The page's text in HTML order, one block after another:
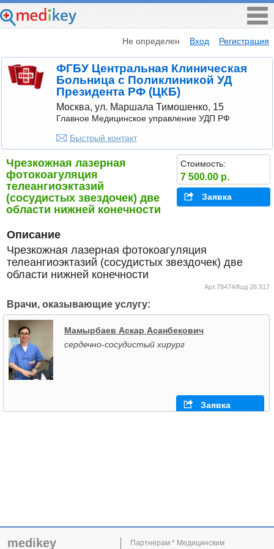
Не определен Вход Регистрация
ФГБУ Центральная Клиническая
Больница с Поликлиникой УД
Президента РФ (ЦКБ)
Москва, ул. Маршала Тимошенко, 15
Главное Медицинское управление УДП РФ
Быстрый контакт
Чрезкожная лазерная
фотокоагуляция
телеангиоэктазий
(сосудистых звездочек) две
области нижней конечности
Стоимость:
7 500.00 р.
Заявка
Описание
Чрезкожная лазерная фотокоагуляция
телеангиоэктазий (сосудистых звездочек) две
Арт.78474/Код 26.917
Врачи, оказывающие услугу:
Мамырбаев Аскар Асанбекович
сердечно-сосудистый хирург
Заявка
medikey
Партнерам * Медицинским